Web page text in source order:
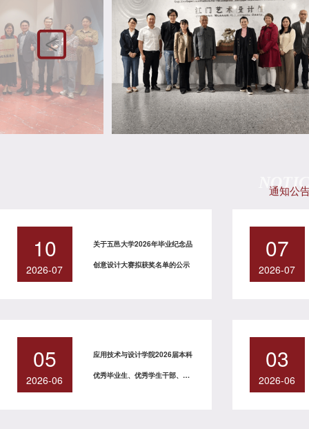
通知公
10
2026-07
关于五邑大学2026年毕业纪念品
创意设计大赛拟获奖名单的公示
07
2026-07
05
2026-06
应用技术与设计学院2026届本科
优秀毕业生、优秀学生干部、优
03
2026-06